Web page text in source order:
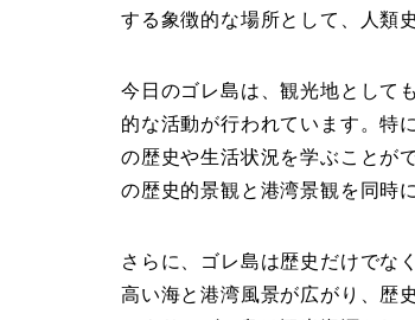
する象徴的な場所として、人類
今日のゴレ島は、観光地として
的な活動が行われています。特
の歴史や生活状況を学ぶことが
の歴史的景観と港湾景観を同時
さらに、ゴレ島は歴史だけでなく
高い海と港湾風景が広がり、歴